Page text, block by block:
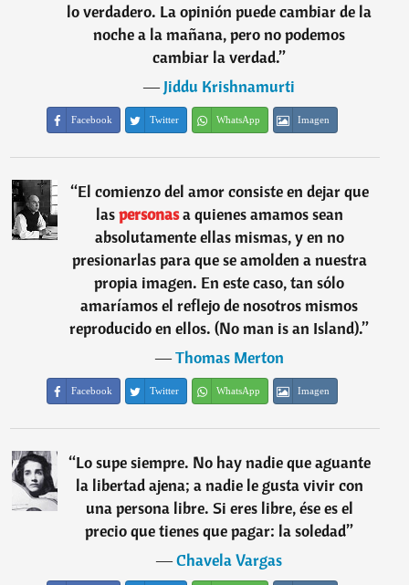
lo verdadero. La opinión puede cambiar de la
noche a la mañana, pero no podemos
cambiar la verdad.”
―Jiddu Krishnamurti
Facebook Twitter WhatsApp Imagen
“El comienzo del amor consiste en dejar que
laspersonasa quienes amamos sean
absolutamente ellas mismas, y en no
presionarlas para que se amolden a nuestra
propia imagen. En este caso, tan sólo
amaríamos el reflejo de nosotros mismos
reproducido en ellos. (No man is an Island).”
―Thomas Merton
Facebook Twitter WhatsApp Imagen
“Lo supe siempre. No hay nadie que aguante
la libertad ajena; a nadie le gusta vivir con
una persona libre. Si eres libre, ése es el
precio que tienes que pagar: la soledad”
―Chavela Vargas